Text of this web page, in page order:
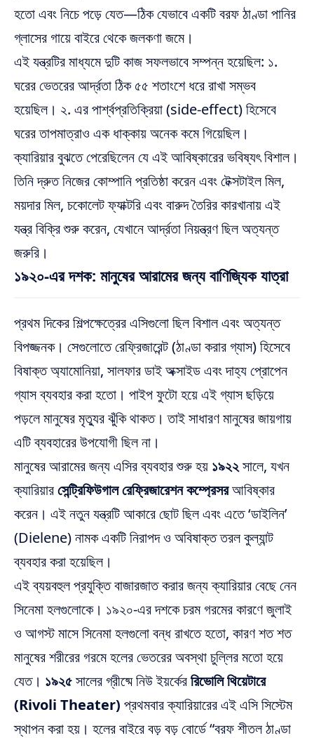
হতো এবং নিচে পড়ে যেত—ঠিক যেভাবে একটি বরফ ঠাণ্ডা পানির
গ্লাসের গায়ে বাইরে থেকে জলকণা জমে।
এই যন্ত্রটির মাধ্যমে দুটি কাজ সফলভাবে সম্পন্ন হয়েছিল: ১.
ঘরের ভেতরের আর্দ্রতা ঠিক ৫৫ শতাংশে ধরে রাখা সম্ভব
হয়েছিল। ২. এর পার্শ্বপ্রতিক্রিয়া (side-effect) হিসেবে
ঘরের তাপমাত্রাও এক ধাক্কায় অনেক কমে গিয়েছিল।
ক্যারিয়ার বুঝতে পেরেছিলেন যে এই আবিষ্কারের ভবিষ্যৎ বিশাল।
তিনি দ্রুত নিজের কোম্পানি প্রতিষ্ঠা করেন এবং টেক্সটাইল মিল,
ময়দার মিল, চকোলেট ফ্যাক্টরি এবং বারুদ তৈরির কারখানায় এই
যন্ত্র বিক্রি শুরু করেন, যেখানে আর্দ্রতা নিয়ন্ত্রণ ছিল অত্যন্ত
জরুরি।
১৯২০-এর দশক: মানুষের আরামের জন্য বাণিজ্যিক যাত্রা
প্রথম দিকের শিল্পক্ষেত্রের এসিগুলো ছিল বিশাল এবং অত্যন্ত
বিপজ্জনক। সেগুলোতে রেফ্রিজারেন্ট (ঠাণ্ডা করার গ্যাস) হিসেবে
বিষাক্ত অ্যামোনিয়া, সালফার ডাই অক্সাইড এবং দাহ্য প্রোপেন
গ্যাস ব্যবহার করা হতো। পাইপ ফুটো হয়ে এই গ্যাস ছড়িয়ে
পড়লে মানুষের মৃত্যুর ঝুঁকি থাকত। তাই সাধারণ মানুষের জায়গায়
এটি ব্যবহারের উপযোগী ছিল না।
মানুষের আরামের জন্য এসির ব্যবহার শুরু হয় ১৯২২সালে, যখন
ক্যারিয়ারসেন্ট্রিফিউগাল রেফ্রিজারেশন কম্প্রেসরআবিষ্কার
করেন। এই নতুন যন্ত্রটি আকারে ছোট ছিল এবং এতে ‘ডাইলিন’
(Dielene) নামক একটি নিরাপদ ও অবিষাক্ত তরল কুল্যান্ট
ব্যবহার করা হয়েছিল।
এই ব্যয়বহুল প্রযুক্তি বাজারজাত করার জন্য ক্যারিয়ার বেছে নেন
সিনেমা হলগুলোকে। ১৯২০-এর দশকে চরম গরমের কারণে জুলাই
ও আগস্ট মাসে সিনেমা হলগুলো বন্ধ রাখতে হতো, কারণ শত শত
মানুষের শরীরের গরমে হলের ভেতরের অবস্থা চুল্লির মতো হয়ে
যেত। ১৯২৫সালের গ্রীষ্মে নিউ ইয়র্কেররিভোলি থিয়েটারে
(Rivoli Theater) প্রথমবার ক্যারিয়ারের এই এসি সিস্টেম
স্থাপন করা হয়। হলের বাইরে বড় বড় বোর্ডে “বরফ শীতল ঠাণ্ডা